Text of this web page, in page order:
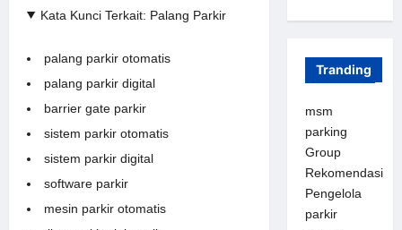
Kata Kunci Terkait: Palang Parkir
palang parkir otomatis
palang parkir digital
barrier gate parkir
sistem parkir otomatis
sistem parkir digital
software parkir
mesin parkir otomatis
Tranding
msm
parking
Group
Rekomendasi
Pengelola
parkir